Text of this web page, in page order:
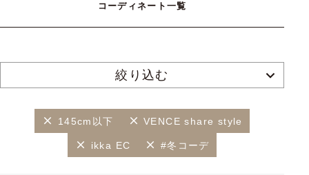
コーディネート一覧
絞り込む
145cm以下 VENCE share style
ikka EC #冬コーデ